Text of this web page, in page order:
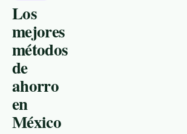
Los
mejores
métodos
de
ahorro
en
México